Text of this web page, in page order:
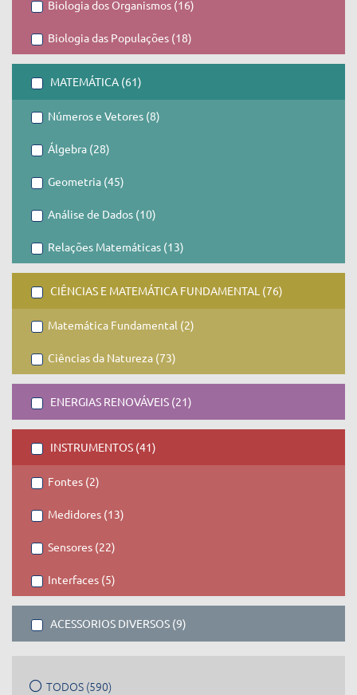
Biologia dos Organismos (16)
Biologia das Populações (18)
MATEMÁTICA (61)
Números e Vetores (8)
Álgebra (28)
Geometria (45)
Análise de Dados (10)
Relações Matemáticas (13)
CIÊNCIAS E MATEMÁTICA FUNDAMENTAL (76)
Matemática Fundamental (2)
Ciências da Natureza (73)
ENERGIAS RENOVÁVEIS (21)
INSTRUMENTOS (41)
Fontes (2)
Medidores (13)
Sensores (22)
Interfaces (5)
ACESSORIOS DIVERSOS (9)
TODOS (590)